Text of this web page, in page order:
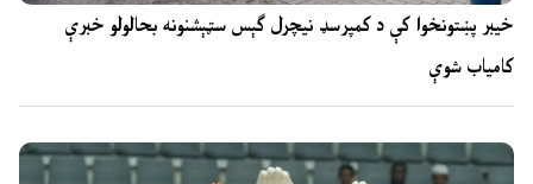
خیبر پښتونخوا کې د کمپرسډ نیچرل ګېس سټېشنونه بحالولو خبرې
کامیاب شوې